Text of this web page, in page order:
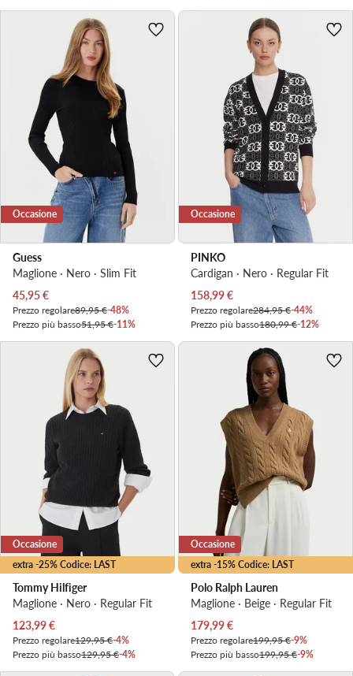
Occasione
Guess
Maglione · Nero · Slim Fit
Prezzo attuale
45,95€
Prezzo regolare89,95 €-48%
Prezzo più basso51,95 €-11%
Occasione
PINKO
Cardigan · Nero · Regular Fit
Prezzo attuale
158,99€
Prezzo regolare284,95 €-44%
Prezzo più basso180,99 €-12%
extra -25% Codice: LAST
Occasione
Tommy Hilfiger
Maglione · Nero · Regular Fit
Prezzo attuale
123,99€
Prezzo regolare129,95 €-4%
Prezzo più basso129,95 €-4%
extra -15% Codice: LAST
Occasione
Polo Ralph Lauren
Maglione · Beige · Regular Fit
Prezzo attuale
179,99€
Prezzo regolare199,95 €-9%
Prezzo più basso199,95 €-9%